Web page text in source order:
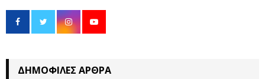
ΔΗΜΟΦΙΛΈΣ ΆΡΘΡΑ